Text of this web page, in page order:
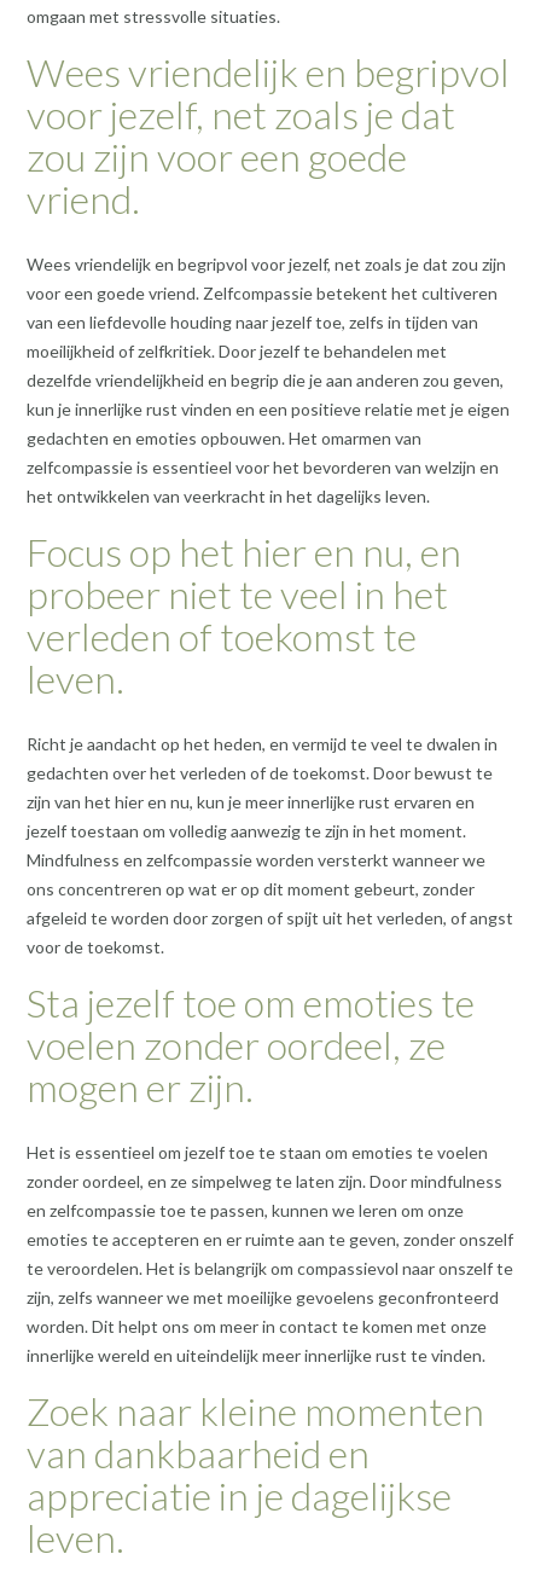
omgaan met stressvolle situaties.
Wees vriendelijk en begripvol
voor jezelf, net zoals je dat
zou zijn voor een goede
vriend.
Wees vriendelijk en begripvol voor jezelf, net zoals je dat zou zijn
voor een goede vriend. Zelfcompassie betekent het cultiveren
van een liefdevolle houding naar jezelf toe, zelfs in tijden van
moeilijkheid of zelfkritiek. Door jezelf te behandelen met
dezelfde vriendelijkheid en begrip die je aan anderen zou geven,
kun je innerlijke rust vinden en een positieve relatie met je eigen
gedachten en emoties opbouwen. Het omarmen van
zelfcompassie is essentieel voor het bevorderen van welzijn en
het ontwikkelen van veerkracht in het dagelijks leven.
Focus op het hier en nu, en
probeer niet te veel in het
verleden of toekomst te
leven.
Richt je aandacht op het heden, en vermijd te veel te dwalen in
gedachten over het verleden of de toekomst. Door bewust te
zijn van het hier en nu, kun je meer innerlijke rust ervaren en
jezelf toestaan om volledig aanwezig te zijn in het moment.
Mindfulness en zelfcompassie worden versterkt wanneer we
ons concentreren op wat er op dit moment gebeurt, zonder
afgeleid te worden door zorgen of spijt uit het verleden, of angst
voor de toekomst.
Sta jezelf toe om emoties te
voelen zonder oordeel, ze
mogen er zijn.
Het is essentieel om jezelf toe te staan om emoties te voelen
zonder oordeel, en ze simpelweg te laten zijn. Door mindfulness
en zelfcompassie toe te passen, kunnen we leren om onze
emoties te accepteren en er ruimte aan te geven, zonder onszelf
te veroordelen. Het is belangrijk om compassievol naar onszelf te
zijn, zelfs wanneer we met moeilijke gevoelens geconfronteerd
worden. Dit helpt ons om meer in contact te komen met onze
innerlijke wereld en uiteindelijk meer innerlijke rust te vinden.
Zoek naar kleine momenten
van dankbaarheid en
appreciatie in je dagelijkse
leven.